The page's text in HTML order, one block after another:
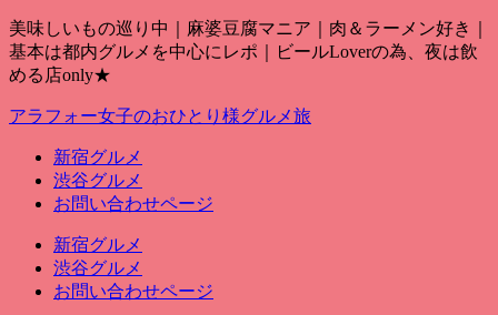
美味しいもの巡り中｜麻婆豆腐マニア｜肉＆ラーメン好き｜
基本は都内グルメを中心にレポ｜ビールLoverの為、夜は飲
める店only★
アラフォー女子のおひとり様グルメ旅
新宿グルメ
渋谷グルメ
お問い合わせページ
新宿グルメ
渋谷グルメ
お問い合わせページ